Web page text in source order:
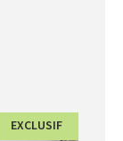
EXCLUSIF